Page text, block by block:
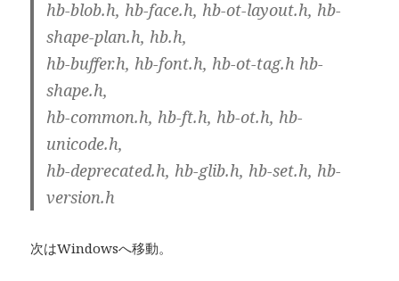
hb-blob.h, hb-face.h, hb-ot-layout.h, hb-
shape-plan.h, hb.h,
hb-buffer.h, hb-font.h, hb-ot-tag.h hb-
shape.h,
hb-common.h, hb-ft.h, hb-ot.h, hb-
unicode.h,
hb-deprecated.h, hb-glib.h, hb-set.h, hb-
version.h
次はWindowsへ移動。